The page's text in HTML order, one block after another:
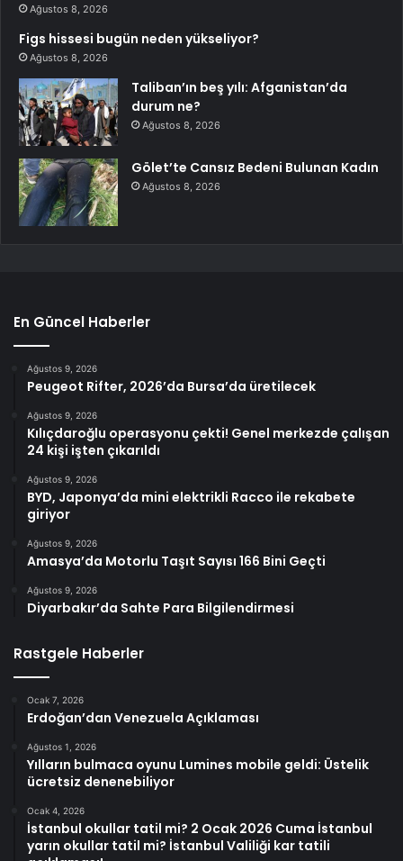
Ağustos 8, 2026
Figs hissesi bugün neden yükseliyor?
Ağustos 8, 2026
Taliban’ın beş yılı: Afganistan’da
durum ne?
Ağustos 8, 2026
Gölet’te Cansız Bedeni Bulunan Kadın
Ağustos 8, 2026
En Güncel Haberler
Ağustos 9, 2026
Peugeot Rifter, 2026’da Bursa’da üretilecek
Ağustos 9, 2026
Kılıçdaroğlu operasyonu çekti! Genel merkezde çalışan
24 kişi işten çıkarıldı
Ağustos 9, 2026
BYD, Japonya’da mini elektrikli Racco ile rekabete
giriyor
Ağustos 9, 2026
Amasya’da Motorlu Taşıt Sayısı 166 Bini Geçti
Ağustos 9, 2026
Diyarbakır’da Sahte Para Bilgilendirmesi
Rastgele Haberler
Ocak 7, 2026
Erdoğan’dan Venezuela Açıklaması
Ağustos 1, 2026
Yılların bulmaca oyunu Lumines mobile geldi: Üstelik
ücretsiz denenebiliyor
Ocak 4, 2026
İstanbul okullar tatil mi? 2 Ocak 2026 Cuma İstanbul
yarın okullar tatil mi? İstanbul Valiliği kar tatili